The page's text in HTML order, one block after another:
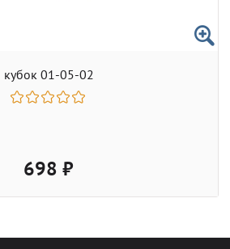
кубок 01-05-02
698 ₽